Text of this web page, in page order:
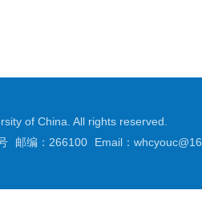
of China. All rights reserved.
邮编：266100 Email：